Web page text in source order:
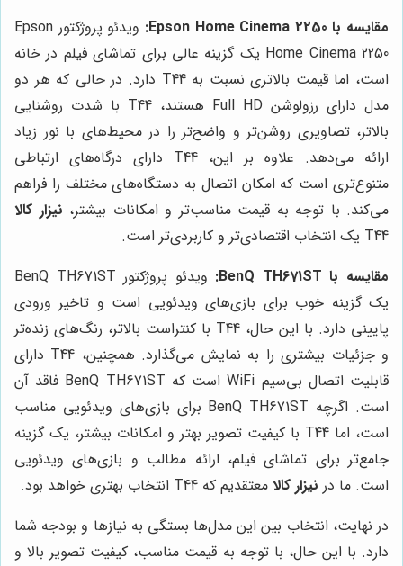
مقایسه با Epson Home Cinema 2250:
ویدئو پروژکتور Epson
Home Cinema 2250 یک گزینه عالی برای تماشای فیلم در خانه
است، اما قیمت بالاتری نسبت به T44 دارد. در حالی که هر دو
مدل دارای رزولوشن Full HD هستند، T44 با شدت روشنایی
بالاتر، تصاویری روشن‌تر و واضح‌تر را در محیط‌های با نور زیاد
ارائه می‌دهد. علاوه بر این، T44 دارای درگاه‌های ارتباطی
متنوع‌تری است که امکان اتصال به دستگاه‌های مختلف را فراهم
می‌کند. با توجه به قیمت مناسب‌تر و امکانات بیشتر، نیزار کالا
T44 یک انتخاب اقتصادی‌تر و کاربردی‌تر است.
مقایسه با BenQ TH671ST:
ویدئو پروژکتور BenQ TH671ST
یک گزینه خوب برای بازی‌های ویدئویی است و تاخیر ورودی
پایینی دارد. با این حال، T44 با کنتراست بالاتر، رنگ‌های زنده‌تر
و جزئیات بیشتری را به نمایش می‌گذارد. همچنین، T44 دارای
قابلیت اتصال بی‌سیم WiFi است که BenQ TH671ST فاقد آن
است. اگرچه BenQ TH671ST برای بازی‌های ویدئویی مناسب
است، اما T44 با کیفیت تصویر بهتر و امکانات بیشتر، یک گزینه
جامع‌تر برای تماشای فیلم، ارائه مطالب و بازی‌های ویدئویی
است. ما در نیزار کالا معتقدیم که T44 انتخاب بهتری خواهد بود.
در نهایت، انتخاب بین این مدل‌ها بستگی به نیازها و بودجه شما
دارد. با این حال، با توجه به قیمت مناسب، کیفیت تصویر بالا و